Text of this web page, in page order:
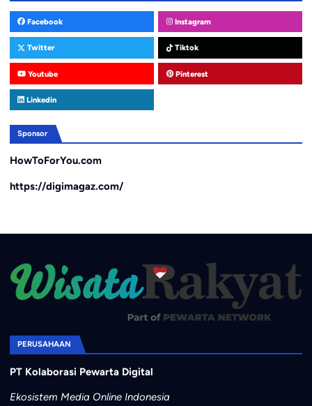
Facebook Instagram
Twitter Tiktok
Youtube Pinterest
Linkedin
Sponsor
HowToForYou.com
https://digimagaz.com/
PERUSAHAAN
PT Kolaborasi Pewarta Digital
Ekosistem Media Online Indonesia